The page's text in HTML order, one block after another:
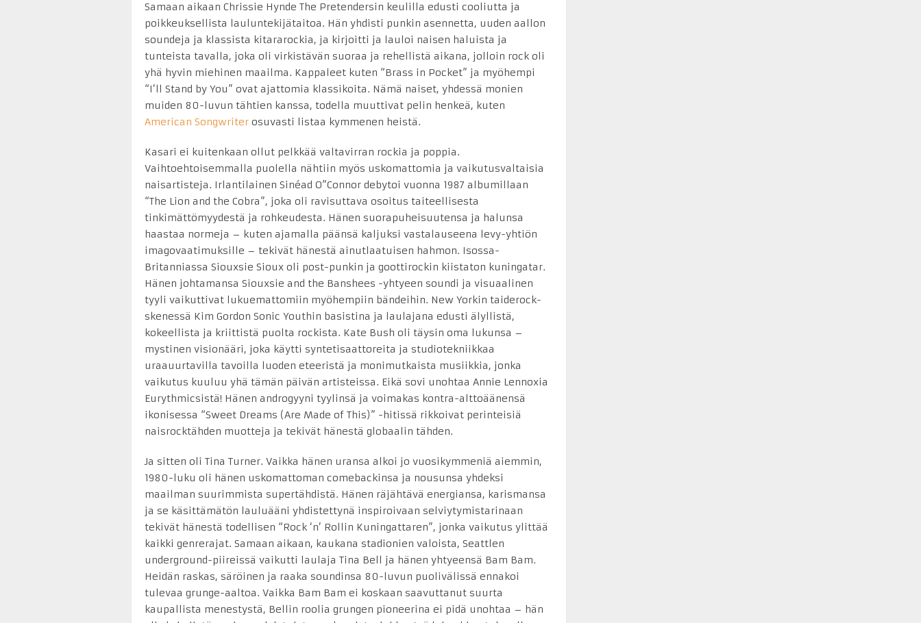
Samaan aikaan Chrissie Hynde The Pretendersin keulilla edusti cooliutta ja
poikkeuksellista lauluntekijätaitoa. Hän yhdisti punkin asennetta, uuden aallon
soundeja ja klassista kitararockia, ja kirjoitti ja lauloi naisen haluista ja
tunteista tavalla, joka oli virkistävän suoraa ja rehellistä aikana, jolloin rock oli
yhä hyvin miehinen maailma. Kappaleet kuten “Brass in Pocket” ja myöhempi
“I’ll Stand by You” ovat ajattomia klassikoita. Nämä naiset, yhdessä monien
muiden 80-luvun tähtien kanssa, todella muuttivat pelin henkeä, kuten
American Songwriter osuvasti listaa kymmenen heistä.
Kasari ei kuitenkaan ollut pelkkää valtavirran rockia ja poppia.
Vaihtoehtoisemmalla puolella nähtiin myös uskomattomia ja vaikutusvaltaisia
naisartisteja. Irlantilainen Sinéad O”Connor debytoi vuonna 1987 albumillaan
“The Lion and the Cobra”, joka oli ravisuttava osoitus taiteellisesta
tinkimättömyydestä ja rohkeudesta. Hänen suorapuheisuutensa ja halunsa
haastaa normeja – kuten ajamalla päänsä kaljuksi vastalauseena levy-yhtiön
imagovaatimuksille – tekivät hänestä ainutlaatuisen hahmon. Isossa-
Britanniassa Siouxsie Sioux oli post-punkin ja goottirockin kiistaton kuningatar.
Hänen johtamansa Siouxsie and the Banshees -yhtyeen soundi ja visuaalinen
tyyli vaikuttivat lukuemattomiin myöhempiin bändeihin. New Yorkin taiderock-
skenessä Kim Gordon Sonic Youthin basistina ja laulajana edusti älyllistä,
kokeellista ja kriittistä puolta rockista. Kate Bush oli täysin oma lukunsa –
mystinen visionääri, joka käytti syntetisaattoreita ja studiotekniikkaa
uraauurtavilla tavoilla luoden eteeristä ja monimutkaista musiikkia, jonka
vaikutus kuuluu yhä tämän päivän artisteissa. Eikä sovi unohtaa Annie Lennoxia
Eurythmicsistä! Hänen androgyyni tyylinsä ja voimakas kontra-alttoäänensä
ikonisessa “Sweet Dreams (Are Made of This)” -hitissä rikkoivat perinteisiä
naisrocktähden muotteja ja tekivät hänestä globaalin tähden.
Ja sitten oli Tina Turner. Vaikka hänen uransa alkoi jo vuosikymmeniä aiemmin,
1980-luku oli hänen uskomattoman comebackinsa ja nousunsa yhdeksi
maailman suurimmista supertähdistä. Hänen räjähtävä energiansa, karismansa
ja se käsittämätön lauluääni yhdistettynä inspiroivaan selviytymistarinaan
tekivät hänestä todellisen “Rock ‘n’ Rollin Kuningattaren”, jonka vaikutus ylittää
kaikki genrerajat. Samaan aikaan, kaukana stadionien valoista, Seattlen
underground-piireissä vaikutti laulaja Tina Bell ja hänen yhtyeensä Bam Bam.
Heidän raskas, säröinen ja raaka soundinsa 80-luvun puolivälissä ennakoi
tulevaa grunge-aaltoa. Vaikka Bam Bam ei koskaan saavuttanut suurta
kaupallista menestystä, Bellin roolia grungen pioneerina ei pidä unohtaa – hän